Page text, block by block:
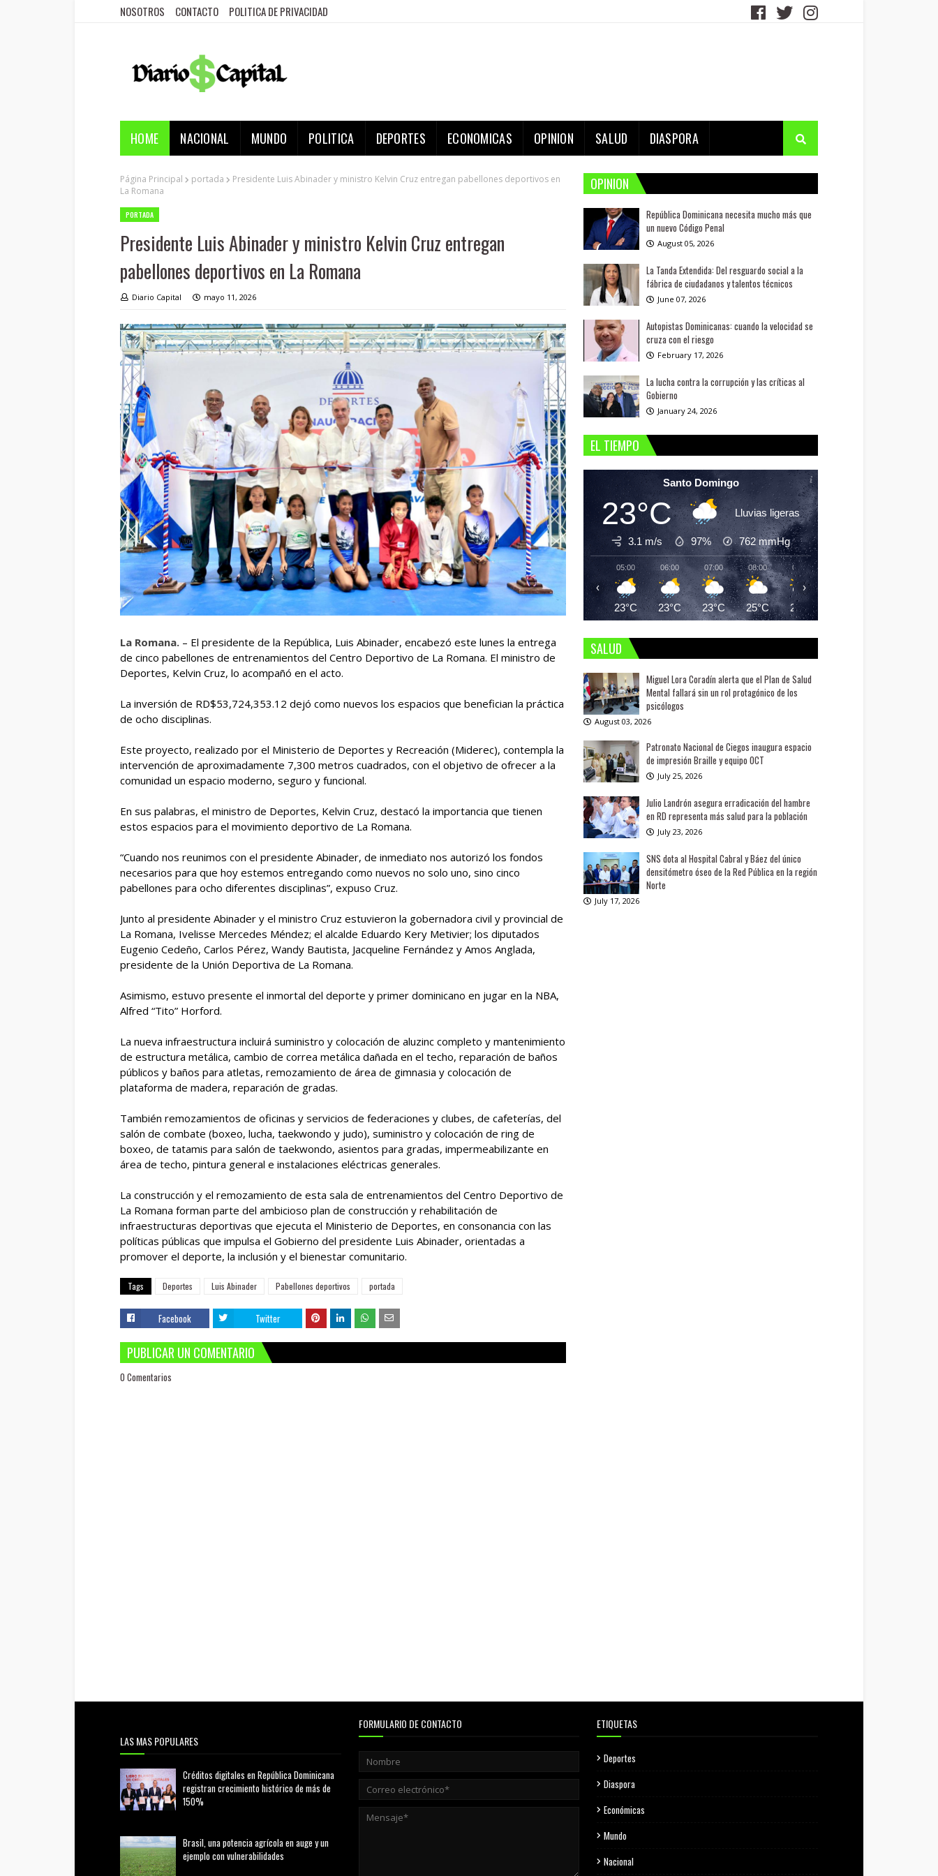
NOSOTROS CONTACTO POLITICA DE PRIVACIDAD
HOME NACIONAL MUNDO POLITICA DEPORTES ECONOMICAS OPINION SALUD DIASPORA
Página Principal portada
Presidente Luis Abinader y ministro Kelvin Cruz entregan pabellones deportivos en
La Romana
PORTADA
Presidente Luis Abinader y ministro Kelvin Cruz entregan
pabellones deportivos en La Romana
Diario Capital mayo 11, 2026
La Romana. – El presidente de la República, Luis Abinader, encabezó este lunes la entrega
de cinco pabellones de entrenamientos del Centro Deportivo de La Romana. El ministro de
Deportes, Kelvin Cruz, lo acompañó en el acto.
La inversión de RD$53,724,353.12 dejó como nuevos los espacios que benefician la práctica
de ocho disciplinas.
Este proyecto, realizado por el Ministerio de Deportes y Recreación (Miderec), contempla la
intervención de aproximadamente 7,300 metros cuadrados, con el objetivo de ofrecer a la
comunidad un espacio moderno, seguro y funcional.
En sus palabras, el ministro de Deportes, Kelvin Cruz, destacó la importancia que tienen
estos espacios para el movimiento deportivo de La Romana.
“Cuando nos reunimos con el presidente Abinader, de inmediato nos autorizó los fondos
necesarios para que hoy estemos entregando como nuevos no solo uno, sino cinco
pabellones para ocho diferentes disciplinas”, expuso Cruz.
Junto al presidente Abinader y el ministro Cruz estuvieron la gobernadora civil y provincial de
La Romana, Ivelisse Mercedes Méndez; el alcalde Eduardo Kery Metivier; los diputados
Eugenio Cedeño, Carlos Pérez, Wandy Bautista, Jacqueline Fernández y Amos Anglada,
presidente de la Unión Deportiva de La Romana.
Asimismo, estuvo presente el inmortal del deporte y primer dominicano en jugar en la NBA,
Alfred “Tito” Horford.
La nueva infraestructura incluirá suministro y colocación de aluzinc completo y mantenimiento
de estructura metálica, cambio de correa metálica dañada en el techo, reparación de baños
públicos y baños para atletas, remozamiento de área de gimnasia y colocación de
plataforma de madera, reparación de gradas.
También remozamientos de oficinas y servicios de federaciones y clubes, de cafeterías, del
salón de combate (boxeo, lucha, taekwondo y judo), suministro y colocación de ring de
boxeo, de tatamis para salón de taekwondo, asientos para gradas, impermeabilizante en
área de techo, pintura general e instalaciones eléctricas generales.
La construcción y el remozamiento de esta sala de entrenamientos del Centro Deportivo de
La Romana forman parte del ambicioso plan de construcción y rehabilitación de
infraestructuras deportivas que ejecuta el Ministerio de Deportes, en consonancia con las
políticas públicas que impulsa el Gobierno del presidente Luis Abinader, orientadas a
promover el deporte, la inclusión y el bienestar comunitario.
Tags Deportes Luis Abinader Pabellones deportivos portada
Facebook Twitter
PUBLICAR UN COMENTARIO
0 Comentarios
OPINION
República Dominicana necesita mucho más que
un nuevo Código Penal
August 05, 2026
La Tanda Extendida: Del resguardo social a la
fábrica de ciudadanos y talentos técnicos
June 07, 2026
Autopistas Dominicanas: cuando la velocidad se
cruza con el riesgo
February 17, 2026
La lucha contra la corrupción y las críticas al
Gobierno
January 24, 2026
EL TIEMPO
Santo Domingo
23°C Lluvias ligeras
3.1 m/s 97% 762mmHg
05:00
23°C
06:00
23°C
07:00
23°C
08:00
25°C
09:00
26°C
‹ ›
SALUD
Miguel Lora Coradín alerta que el Plan de Salud
Mental fallará sin un rol protagónico de los
psicólogos
August 03, 2026
Patronato Nacional de Ciegos inaugura espacio
de impresión Braille y equipo OCT
July 25, 2026
Julio Landrón asegura erradicación del hambre
en RD representa más salud para la población
July 23, 2026
SNS dota al Hospital Cabral y Báez del único
densitómetro óseo de la Red Pública en la región
Norte
July 17, 2026
LAS MAS POPULARES
Créditos digitales en República Dominicana
registran crecimiento histórico de más de
150%
Brasil, una potencia agrícola en auge y un
ejemplo con vulnerabilidades
FORMULARIO DE CONTACTO ETIQUETAS
Deportes
Diaspora
Económicas
Mundo
Nacional